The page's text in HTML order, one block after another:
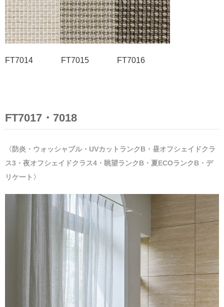
FT7014 FT7015 FT7016
FT7017・7018
〈防炎・ウォッシャブル・UVカットランクB・昼オフシェイドクラ
ス3・夜オフシェイドクラス4・眺望ランクB・夏ECOランクB・デ
リケート〉